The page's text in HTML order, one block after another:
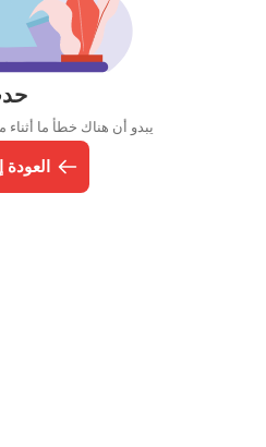
يبدو أن هناك خطأ ما